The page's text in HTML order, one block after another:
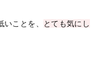
ことを、
とても気にし